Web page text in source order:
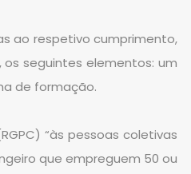
ao respetivo cumprimento,
seguintes elementos: um
de formação.
“às pessoas coletivas
que empreguem 50 ou